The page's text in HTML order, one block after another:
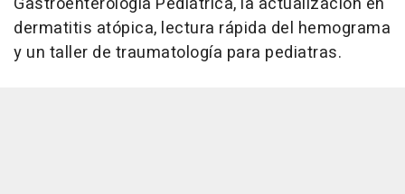
dermatitis atópica, lectura rápida del hemograma
y un taller de traumatología para pediatras.